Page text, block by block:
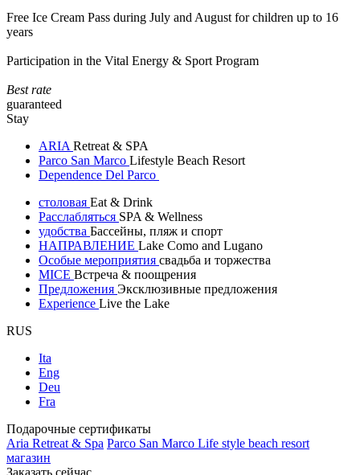
Free Ice Cream Pass during July and August for children up to 16
years
Participation in the Vital Energy & Sport Program
Best rate
guaranteed
Stay
ARIA Retreat & SPA
Parco San Marco Lifestyle Beach Resort
Dependence Del Parco
столовая Eat & Drink
Расслабляться SPA & Wellness
удобства Бассейны, пляж и спорт
НАПРАВЛЕНИЕ Lake Como and Lugano
Особые мероприятия свадьба и торжества
MICE Встреча & поощрения
Предложения Эксклюзивные предложения
Experience Live the Lake
RUS
Ita
Eng
Deu
Fra
Подарочные сертификаты
Aria Retreat & Spa Parco San Marco Life style beach resort
магазин
Заказать сейчас